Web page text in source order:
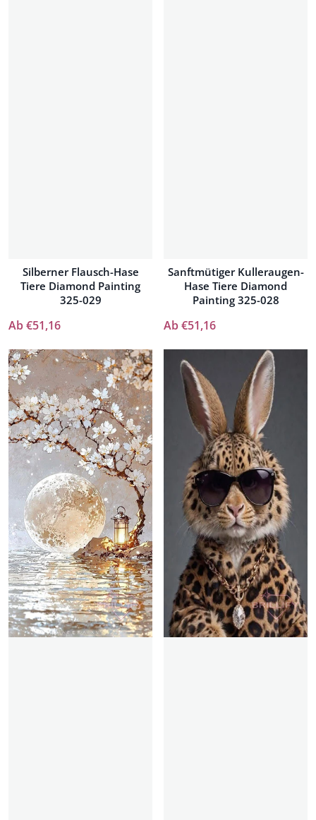
Silberner Flausch-Hase
Tiere Diamond Painting
325-029
Ab €51,16
Sanftmütiger Kulleraugen-
Hase Tiere Diamond
Painting 325-028
Ab €51,16